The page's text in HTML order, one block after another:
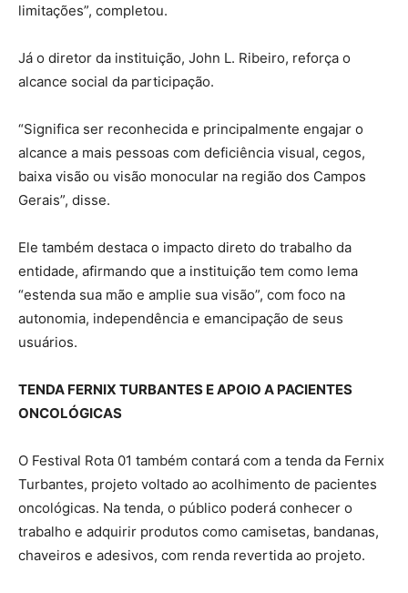
limitações”, completou.
Já o diretor da instituição, John L. Ribeiro, reforça o
alcance social da participação.
“Significa ser reconhecida e principalmente engajar o
alcance a mais pessoas com deficiência visual, cegos,
baixa visão ou visão monocular na região dos Campos
Gerais”, disse.
Ele também destaca o impacto direto do trabalho da
entidade, afirmando que a instituição tem como lema
“estenda sua mão e amplie sua visão”, com foco na
autonomia, independência e emancipação de seus
usuários.
TENDA FERNIX TURBANTES E APOIO A PACIENTES
ONCOLÓGICAS
O Festival Rota 01 também contará com a tenda da Fernix
Turbantes, projeto voltado ao acolhimento de pacientes
oncológicas. Na tenda, o público poderá conhecer o
trabalho e adquirir produtos como camisetas, bandanas,
chaveiros e adesivos, com renda revertida ao projeto.